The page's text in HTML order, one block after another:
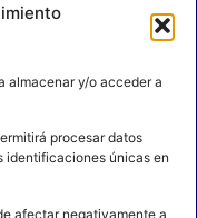
almacenar y/o acceder a
procesar datos
identificaciones únicas en
afectar negativamente a